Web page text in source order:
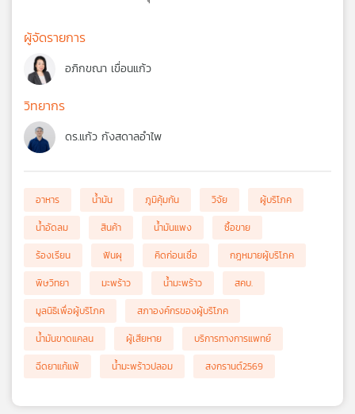
ผู้จัดรายการ
อภิกขณา เขื่อนแก้ว
วิทยากร
ดร.แก้ว กังสดาลอำไพ
อาหาร น้ำมัน ภูมิคุ้มกัน วิจัย
ผู้บริโภค
น้ำอัดลม
สินค้า น้ำมันแพง
ซื้อขาย
ร้องเรียน
ฟันผุ คิดก่อนเชื่อ
กฎหมายผู้บริโภค
พิษวิทยา
มะพร้าว น้ำมะพร้าว
สคบ.
มูลนิธิเพื่อผู้บริโภค
สภาองค์กรของผู้บริโภค
น้ำมันขาดแคลน
ผู้เสียหาย
บริการทางการแพทย์
ฉีดยาแก้แพ้
น้ำมะพร้าวปลอม สงกรานต์2569